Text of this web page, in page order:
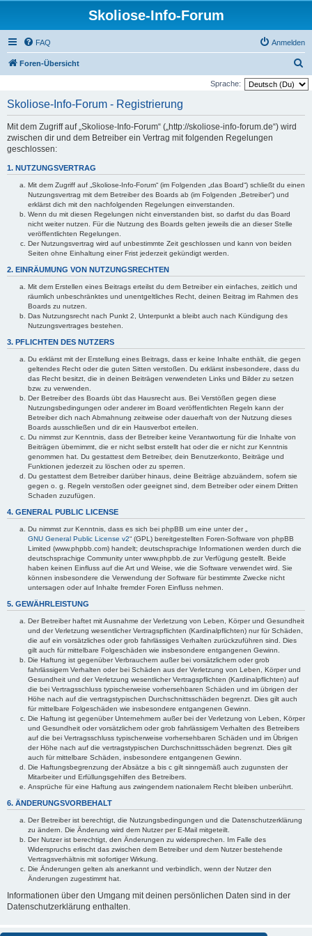
Skoliose-Info-Forum
FAQ Anmelden
Foren-Übersicht
u
Sprache:
Skoliose-Info-Forum - Registrierung
Mit dem Zugriff auf „Skoliose-Info-Forum“ („http://skoliose-info-forum.de“) wird
zwischen dir und dem Betreiber ein Vertrag mit folgenden Regelungen
geschlossen:
1. NUTZUNGSVERTRAG
Mit dem Zugriff auf „Skoliose-Info-Forum“ (im Folgenden „das Board“) schließt du einen
Nutzungsvertrag mit dem Betreiber des Boards ab (im Folgenden „Betreiber“) und
erklärst dich mit den nachfolgenden Regelungen einverstanden.
Wenn du mit diesen Regelungen nicht einverstanden bist, so darfst du das Board
nicht weiter nutzen. Für die Nutzung des Boards gelten jeweils die an dieser Stelle
veröffentlichten Regelungen.
Der Nutzungsvertrag wird auf unbestimmte Zeit geschlossen und kann von beiden
Seiten ohne Einhaltung einer Frist jederzeit gekündigt werden.
2. EINRÄUMUNG VON NUTZUNGSRECHTEN
Mit dem Erstellen eines Beitrags erteilst du dem Betreiber ein einfaches, zeitlich und
räumlich unbeschränktes und unentgeltliches Recht, deinen Beitrag im Rahmen des
Boards zu nutzen.
Das Nutzungsrecht nach Punkt 2, Unterpunkt a bleibt auch nach Kündigung des
Nutzungsvertrages bestehen.
3. PFLICHTEN DES NUTZERS
Du erklärst mit der Erstellung eines Beitrags, dass er keine Inhalte enthält, die gegen
geltendes Recht oder die guten Sitten verstoßen. Du erklärst insbesondere, dass du
das Recht besitzt, die in deinen Beiträgen verwendeten Links und Bilder zu setzen
bzw. zu verwenden.
Der Betreiber des Boards übt das Hausrecht aus. Bei Verstößen gegen diese
Nutzungsbedingungen oder anderer im Board veröffentlichten Regeln kann der
Betreiber dich nach Abmahnung zeitweise oder dauerhaft von der Nutzung dieses
Boards ausschließen und dir ein Hausverbot erteilen.
Du nimmst zur Kenntnis, dass der Betreiber keine Verantwortung für die Inhalte von
Beiträgen übernimmt, die er nicht selbst erstellt hat oder die er nicht zur Kenntnis
genommen hat. Du gestattest dem Betreiber, dein Benutzerkonto, Beiträge und
Funktionen jederzeit zu löschen oder zu sperren.
Du gestattest dem Betreiber darüber hinaus, deine Beiträge abzuändern, sofern sie
gegen o. g. Regeln verstoßen oder geeignet sind, dem Betreiber oder einem Dritten
Schaden zuzufügen.
4. GENERAL PUBLIC LICENSE
Du nimmst zur Kenntnis, dass es sich bei phpBB um eine unter der „
GNU General Public License v2“ (GPL) bereitgestellten Foren-Software von phpBB
Limited (www.phpbb.com) handelt; deutschsprachige Informationen werden durch die
deutschsprachige Community unter www.phpbb.de zur Verfügung gestellt. Beide
haben keinen Einfluss auf die Art und Weise, wie die Software verwendet wird. Sie
können insbesondere die Verwendung der Software für bestimmte Zwecke nicht
untersagen oder auf Inhalte fremder Foren Einfluss nehmen.
5. GEWÄHRLEISTUNG
Der Betreiber haftet mit Ausnahme der Verletzung von Leben, Körper und Gesundheit
und der Verletzung wesentlicher Vertragspflichten (Kardinalpflichten) nur für Schäden,
die auf ein vorsätzliches oder grob fahrlässiges Verhalten zurückzuführen sind. Dies
gilt auch für mittelbare Folgeschäden wie insbesondere entgangenen Gewinn.
Die Haftung ist gegenüber Verbrauchern außer bei vorsätzlichem oder grob
fahrlässigem Verhalten oder bei Schäden aus der Verletzung von Leben, Körper und
Gesundheit und der Verletzung wesentlicher Vertragspflichten (Kardinalpflichten) auf
die bei Vertragsschluss typischerweise vorhersehbaren Schäden und im übrigen der
Höhe nach auf die vertragstypischen Durchschnittsschäden begrenzt. Dies gilt auch
für mittelbare Folgeschäden wie insbesondere entgangenen Gewinn.
Die Haftung ist gegenüber Unternehmern außer bei der Verletzung von Leben, Körper
und Gesundheit oder vorsätzlichem oder grob fahrlässigem Verhalten des Betreibers
auf die bei Vertragsschluss typischerweise vorhersehbaren Schäden und im Übrigen
der Höhe nach auf die vertragstypischen Durchschnittsschäden begrenzt. Dies gilt
auch für mittelbare Schäden, insbesondere entgangenen Gewinn.
Die Haftungsbegrenzung der Absätze a bis c gilt sinngemäß auch zugunsten der
Mitarbeiter und Erfüllungsgehilfen des Betreibers.
Ansprüche für eine Haftung aus zwingendem nationalem Recht bleiben unberührt.
6. ÄNDERUNGSVORBEHALT
Der Betreiber ist berechtigt, die Nutzungsbedingungen und die Datenschutzerklärung
zu ändern. Die Änderung wird dem Nutzer per E-Mail mitgeteilt.
Der Nutzer ist berechtigt, den Änderungen zu widersprechen. Im Falle des
Widerspruchs erlischt das zwischen dem Betreiber und dem Nutzer bestehende
Vertragsverhältnis mit sofortiger Wirkung.
Die Änderungen gelten als anerkannt und verbindlich, wenn der Nutzer den
Änderungen zugestimmt hat.
Informationen über den Umgang mit deinen persönlichen Daten sind in der
Datenschutzerklärung enthalten.